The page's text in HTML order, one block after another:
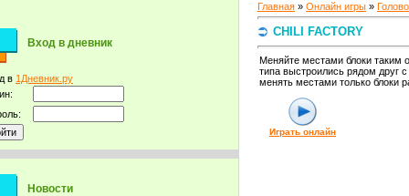
Вход в дневник
в 1Дневник.ру
Новости
Главная » Онлайн игры »
CHILI FACTORY
Меняйте местами блоки таким
типа выстроились рядом друг
менять местами только блоки
Играть онлайн